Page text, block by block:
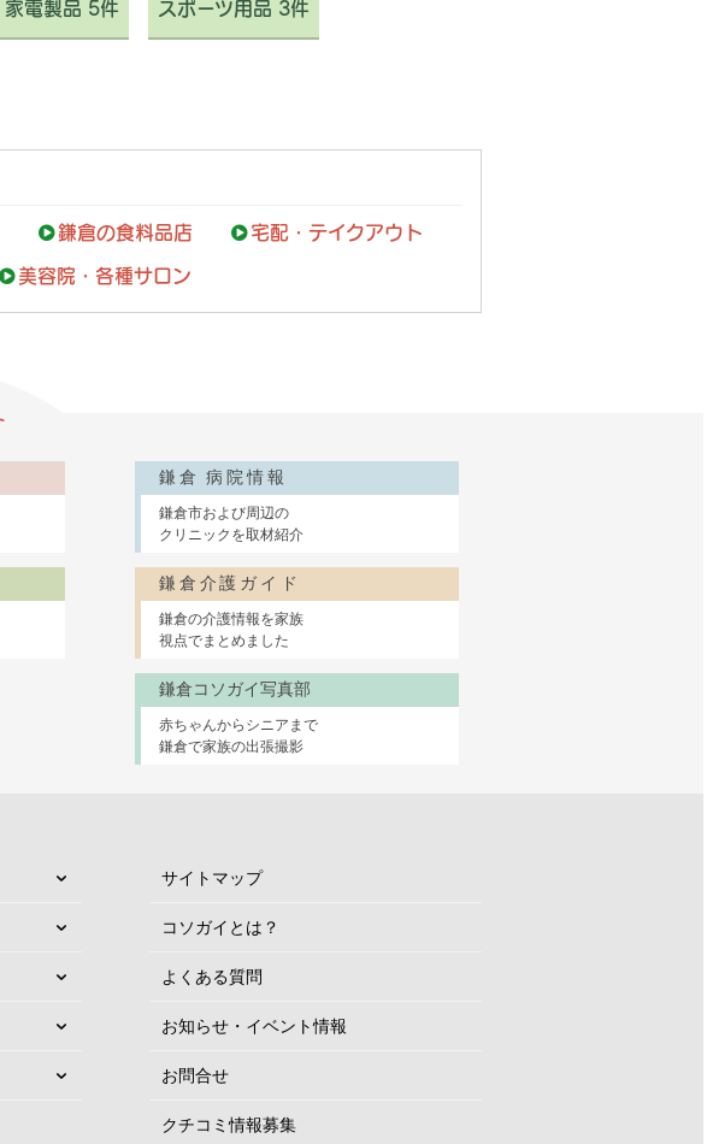
家電製品 5件 スポーツ用品 3件
鎌倉の食料品店 宅配・テイクアウト
美容院・各種サロン
鎌倉 病院情報
鎌倉市および周辺の
クリニックを取材紹介
鎌倉介護ガイド
鎌倉の介護情報を家族
視点でまとめました
鎌倉コソガイ写真部
赤ちゃんからシニアまで
鎌倉で家族の出張撮影
サイトマップ
コソガイとは？
よくある質問
お知らせ・イベント情報
お問合せ
クチコミ情報募集